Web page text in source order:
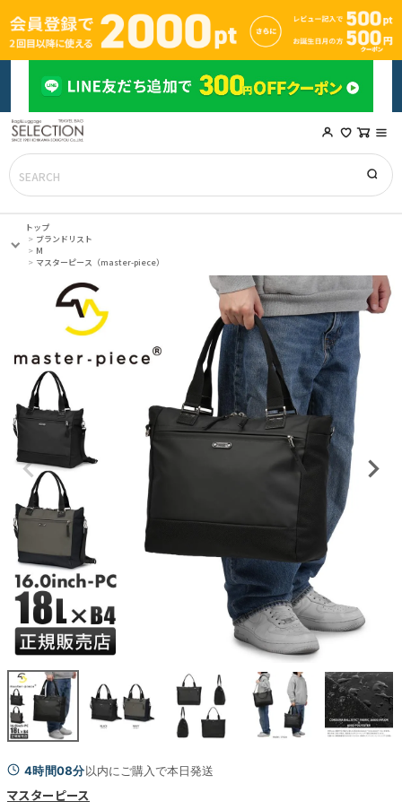
トップ
ブランドリスト
M
マスターピース（master-piece）
4時間08分以内にご購入で本日発送
マスターピース